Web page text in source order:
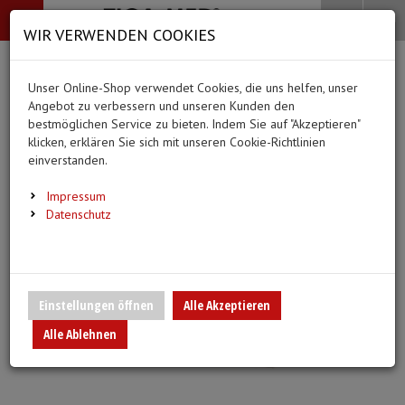
-->
Bekleidung
Alle Kategorien
BEKLEIDUNG
Überschuhe
Hauben
Medizinische Hilfsmittel
Alle Kategorien
MEDIZINISCHE
Ergebnisse)
Urinbeutel/Beinbeutel
Pflege & Alltag
Alle Kategorien
PFLEGE & ALLTAG (66 Ergebnisse)
Alle anzeigen
Waschhandschuhe
Medikation
Warm- und Kaltkompressen
Urinflaschen & Zubehör
Alle Kategorien
DIAGNOSTIK &
EKG-Elektroden &
Fieberthermometer
Ihr Warenkorb ist momentan leer.
Ergebnisse () Fertig
Menü Search
WIR VERWENDEN COOKIES
Unser Online-Shop verwendet Cookies, die uns helfen, unser
Angebot zu verbessern und unseren Kunden den
bestmöglichen Service zu bieten. Indem Sie auf "Akzeptieren"
klicken, erklären Sie sich mit unseren Cookie-Richtlinien
einverstanden.
Impressum
Datenschutz
Einstellungen öffnen
Alle Akzeptieren
Alle Ablehnen